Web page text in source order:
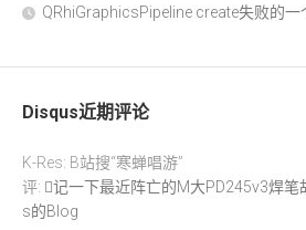
QRhiGraphicsPipeline create失败的一
Disqus近期评论
K-Res: B站搜“寒蝉唱游”
评:
记一下最近阵亡的M大PD245v3焊笔
s的Blog